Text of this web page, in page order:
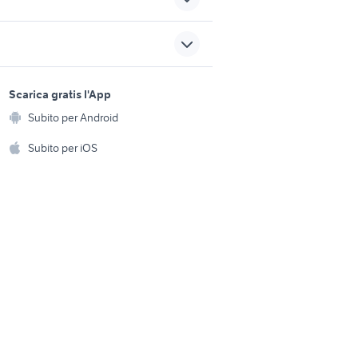
axolotl
il patto dei lupi film
fender classic 60
e
Scarica gratis l'App
Subito per Android
Subito per iOS